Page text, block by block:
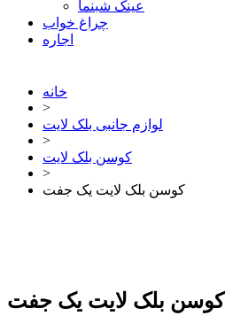
عینک شبنما
چراغ خواب
اجاره
خانه
>
لوازم جانبی بلک لایت
>
کوسن بلک لایت
>
کوسن بلک لایت یک جفت
کوسن بلک لایت یک جفت